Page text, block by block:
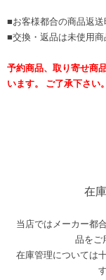
■お客様都合の商品返送
■交換・返品は未使用商
予約商品、取り寄せ商
います。 ご了承下さい。
在
当店ではメーカー都
品をご
在庫管理については